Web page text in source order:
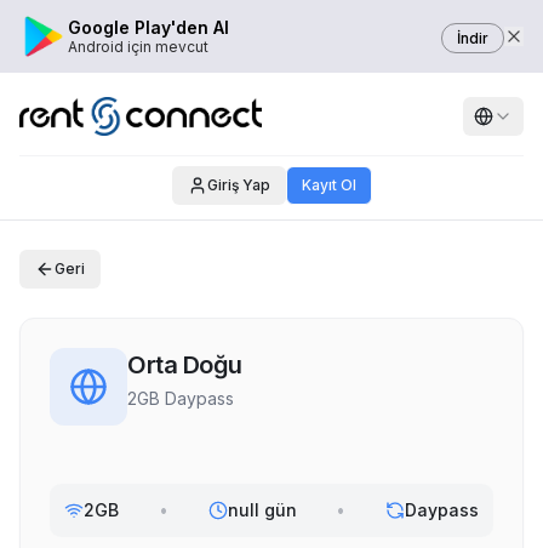
Google Play'den Al
Android için mevcut İndir
Giriş Yap Kayıt Ol
Geri
Orta Doğu
2GB Daypass
2GB • null gün • Daypass